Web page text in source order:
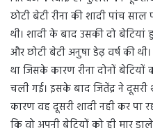
छोटी बेटी रीना की शादी पांच
थी। शादी के बाद उसकी दो
और छोटी बेटी अनुषा डेढ़ वर्ष की थी।
था जिसके कारण रीना दोनों
चली गई। इसके बाद जितेंद्र ने
कारण वह दूसरी शादी नही कर पा
कि वो अपनी बेटियों को ही मार